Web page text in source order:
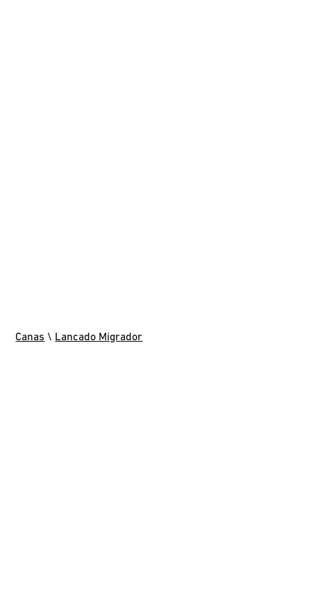
Canas \ Lancado Migrador